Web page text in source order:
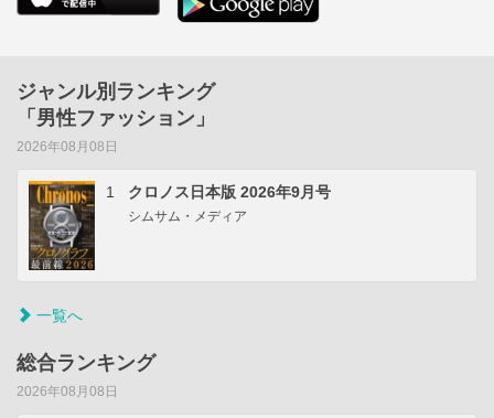
ジャンル別ランキング
「男性ファッション」
2026年08月08日
1 クロノス日本版 2026年9月号
シムサム・メディア
一覧へ
総合ランキング
2026年08月08日